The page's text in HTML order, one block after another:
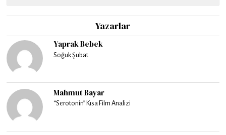
Yazarlar
Yaprak Bebek
Soğuk Şubat
Mahmut Bayar
“Serotonin” Kısa Film Analizi